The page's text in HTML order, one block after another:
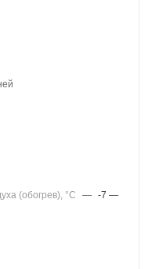
(обогрев), °C
— -7 —